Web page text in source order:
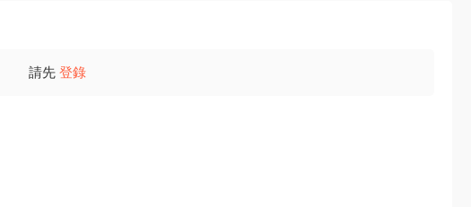
請先 登錄